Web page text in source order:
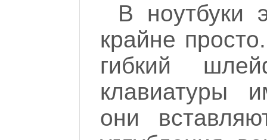
В ноутбуки
крайне
гибкий
клавиатуры
они